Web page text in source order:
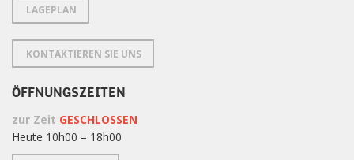
LAGEPLAN
KONTAKTIEREN SIE UNS
ÖFFNUNGSZEITEN
zur Zeit GESCHLOSSEN
Heute 10h00 – 18h00